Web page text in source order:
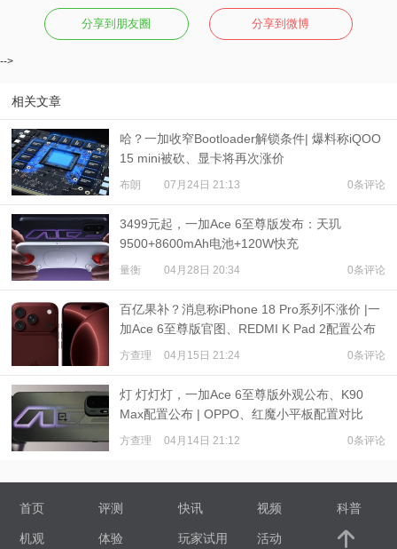
分享到朋友圈 分享到微博
-->
相关文章
哈？一加收窄Bootloader解锁条件| 爆料称iQOO
15 mini被砍、显卡将再次涨价
布朗 07月24日 21:13 0条评论
3499元起，一加Ace 6至尊版发布：天玑
9500+8600mAh电池+120W快充
量衡 04月28日 20:34 0条评论
百亿果补？消息称iPhone 18 Pro系列不涨价 |一
加Ace 6至尊版官图、REDMI K Pad 2配置公布
方查理 04月15日 21:24 0条评论
灯 灯灯灯，一加Ace 6至尊版外观公布、K90
Max配置公布 | OPPO、红魔小平板配置对比
方查理 04月14日 21:12 0条评论
首页 评测 快讯 视频 科普
机观 体验 玩家试用 活动